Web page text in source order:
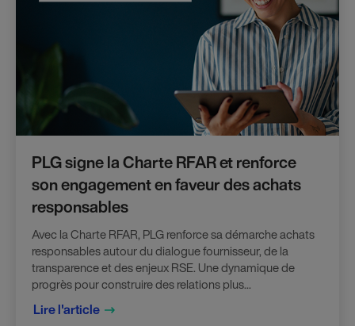
PLG signe la Charte RFAR et renforce
son engagement en faveur des achats
responsables
Avec la Charte RFAR, PLG renforce sa démarche achats
responsables autour du dialogue fournisseur, de la
transparence et des enjeux RSE. Une dynamique de
progrès pour construire des relations plus...
Lire l'article